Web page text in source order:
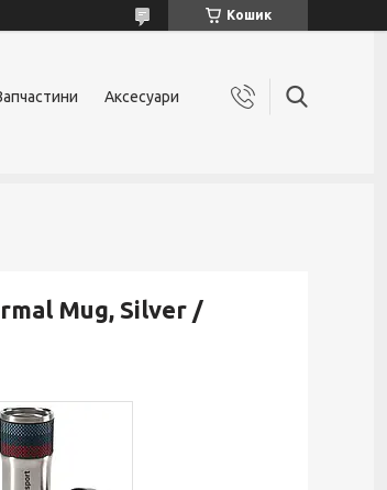
Кошик
Аксесуари
Mug, Silver /